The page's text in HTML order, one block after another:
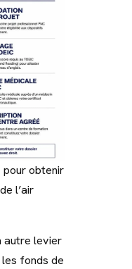
obtenir
l’air
autre levier
fonds de